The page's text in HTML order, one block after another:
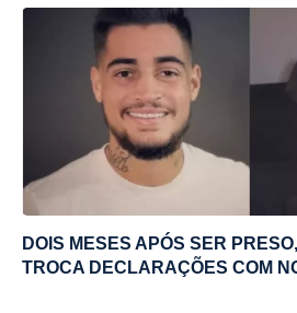
DOIS MESES APÓS SER
TROCA DECLARAÇÕES COM